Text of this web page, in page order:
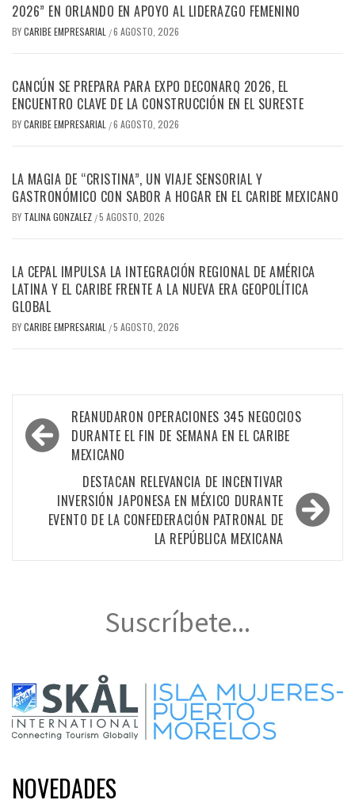
2026” EN ORLANDO EN APOYO AL LIDERAZGO FEMENINO
BYCARIBE EMPRESARIAL /6 AGOSTO, 2026
CANCÚN SE PREPARA PARA EXPO DECONARQ 2026, EL
ENCUENTRO CLAVE DE LA CONSTRUCCIÓN EN EL SURESTE
BYCARIBE EMPRESARIAL /6 AGOSTO, 2026
LA MAGIA DE “CRISTINA”, UN VIAJE SENSORIAL Y
GASTRONÓMICO CON SABOR A HOGAR EN EL CARIBE MEXICANO
BY TALINA GONZALEZ /5 AGOSTO, 2026
LA CEPAL IMPULSA LA INTEGRACIÓN REGIONAL DE AMÉRICA
LATINA Y EL CARIBE FRENTE A LA NUEVA ERA GEOPOLÍTICA
GLOBAL
BYCARIBE EMPRESARIAL /5 AGOSTO, 2026
Navegación
de
entradas
REANUDARON OPERACIONES 345 NEGOCIOS
DURANTE EL FIN DE SEMANA EN EL CARIBE
MEXICANO
DESTACAN RELEVANCIA DE INCENTIVAR
INVERSIÓN JAPONESA EN MÉXICO DURANTE
EVENTO DE LA CONFEDERACIÓN PATRONAL DE
LA REPÚBLICA MEXICANA
Suscríbete...
NOVEDADES